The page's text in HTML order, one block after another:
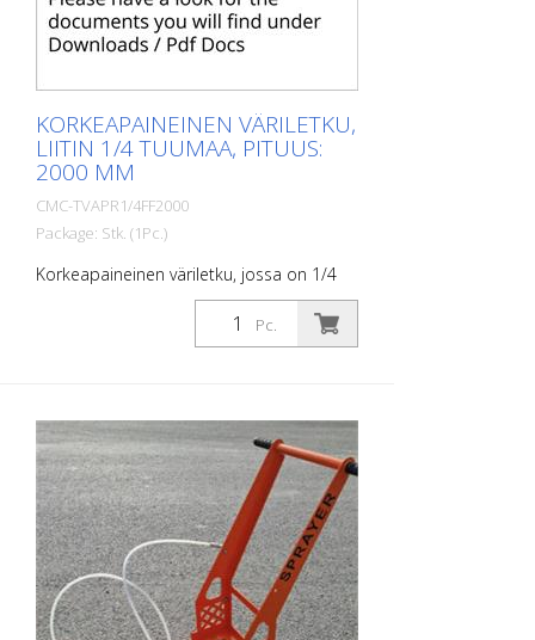
KORKEAPAINEINEN VÄRILETKU,
LIITIN 1/4 TUUMAA, PITUUS:
2000 MM
CMC-TVAPR1/4FF2000
Package: Stk. (1Pc.)
Korkeapaineinen väriletku, jossa on 1/4
tuuman liitin. Pituus: 2000 mm
Pc.